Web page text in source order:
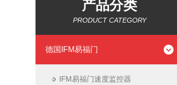
产品分类
PRODUCT CATEGORY
德国IFM易福门
IFM易福门速度监控器